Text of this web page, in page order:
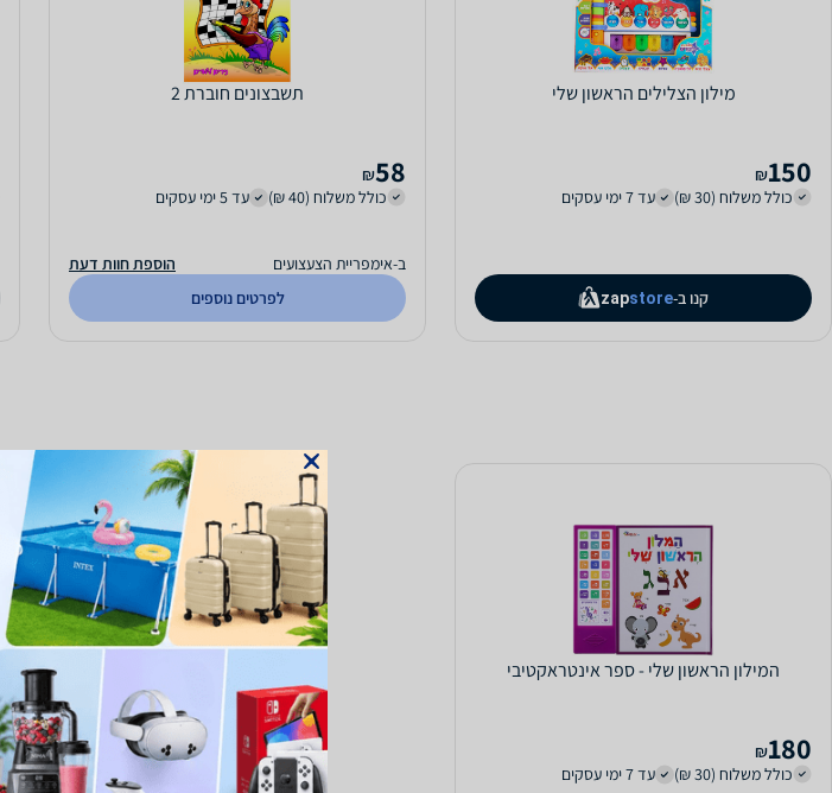
מילון הצלילים הראשון שלי
150
₪
כולל משלוח (30 ₪)
עד 7 ימי עסקים
קנו ב- zapstore
תשבצונים חוברת 2
58
₪
כולל משלוח (40 ₪)
עד 5 ימי עסקים
ב-אימפריית הצעצועים
הוספת חוות דעת
לפרטים נוספים
המילון הראשון שלי - ספר אינטראקטיבי
180
₪
כולל משלוח (30 ₪)
עד 7 ימי עסקים